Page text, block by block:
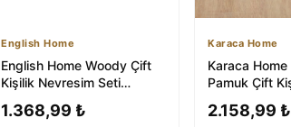
English Home
English Home Woody Çift
Kişilik Nevresim Seti
Kahverengi
1.368,99 ₺
Karaca Home
Karaca
Pamuk Çift
2.158,99 ₺